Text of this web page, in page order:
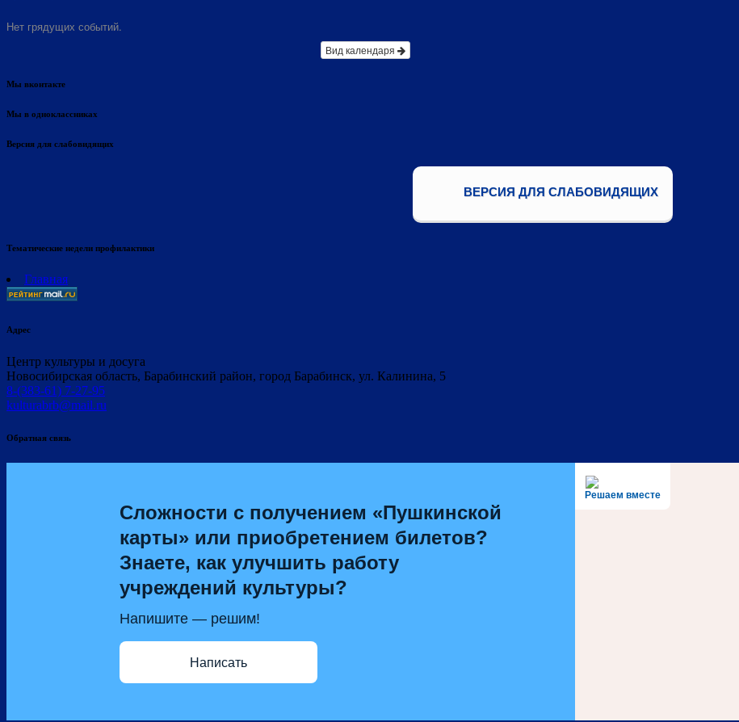
Нет грядущих событий.
Вид календаря
Мы вконтакте
Мы в одноклассниках
Версия для слабовидящих
ВЕРСИЯ ДЛЯ СЛАБОВИДЯЩИХ
Тематические недели профилактики
Главная
Адрес
Центр культуры и досуга
Новосибирская область, Барабинский район, город Барабинск, ул. Калинина, 5
8-(383-61) 7-27-95
kulturabrb@mail.ru
Обратная связь
Решаем вместе
Сложности с получением «Пушкинской
карты» или приобретением билетов?
Знаете, как улучшить работу
учреждений культуры?
Напишите — решим!
Написать